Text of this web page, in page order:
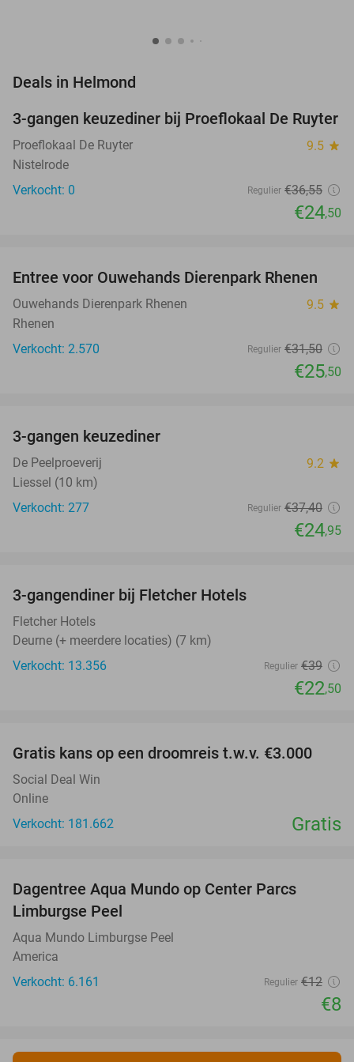
Deals in Helmond
33%
NEW
TODAY
3-gangen keuzediner bij Proeflokaal De Ruyter
Proeflokaal De Ruyter 9.5 star
Nistelrode
Verkocht: 0
Regulier €36,55
€24,50
19%
TODAY
Entree voor Ouwehands Dierenpark Rhenen
Ouwehands Dierenpark Rhenen 9.5 star
Rhenen
Verkocht: 2.570
Regulier €31,50
€25,50
3-gangen keuzediner
De Peelproeverij 9.2 star
Liessel (10 km)
Verkocht: 277
Regulier €37,40
€24,95
3-gangendiner bij Fletcher Hotels
Fletcher Hotels
Deurne (+ meerdere locaties) (7 km)
Verkocht: 13.356
Regulier €39
€22,50
Gratis kans op een droomreis t.w.v. €3.000
Social Deal Win
Online
Verkocht: 181.662
Gratis
Dagentree Aqua Mundo op Center Parcs
Limburgse Peel
Aqua Mundo Limburgse Peel
America
Verkocht: 6.161
Regulier €12
€8